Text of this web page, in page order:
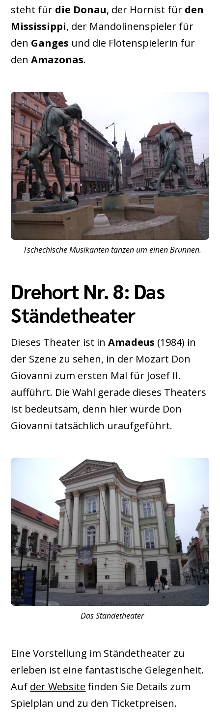
steht für die Donau, der Hornist für den
Mississippi, der Mandolinenspieler für
den Ganges und die Flötenspielerin für
denAmazonas.
Tschechische Musikanten tanzen um einen Brunnen.
Drehort Nr. 8: Das
Ständetheater
Dieses Theater ist inAmadeus (1984) in
der Szene zu sehen, in der Mozart Don
Giovanni zum ersten Mal für Josef II.
aufführt. Die Wahl gerade dieses Theaters
ist bedeutsam, denn hier wurde Don
Giovanni tatsächlich uraufgeführt.
Das Ständetheater
Eine Vorstellung im Ständetheater zu
erleben ist eine fantastische Gelegenheit.
Auf der Website finden Sie Details zum
Spielplan und zu den Ticketpreisen.